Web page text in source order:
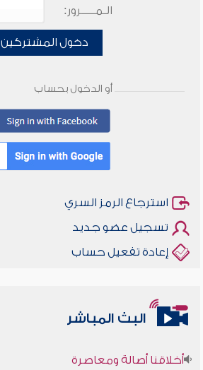
الـمـــــرور:
دخول المشتركين
أو الدخول بحساب
استرجاع الرمز السري
تسجيل عضو جديد
إعادة تفعيل حساب
البث المباشر
أخلاقنا أصالة ومعاصرة